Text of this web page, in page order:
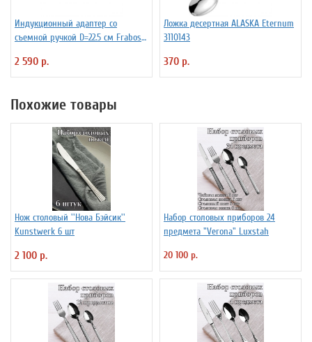
Индукционный адаптер со
съемной ручкой D=22.5 см Frabosk
2 590 р.
Ложка десертная ALASKA Eternum
3110143
370 р.
Похожие товары
Нож столовый ''Нова Бэйсик''
Kunstwerk 6 шт
2 100 р.
Набор столовых приборов 24
предмета "Verona" Luxstah
20 100 р.